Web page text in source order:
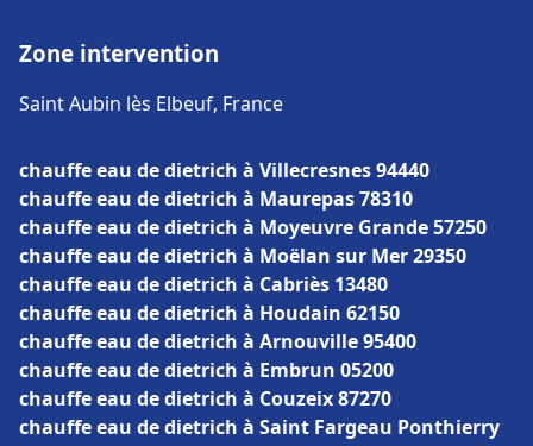
Zone intervention
Saint Aubin lès Elbeuf, France
chauffe eau de dietrich à Villecresnes 94440
chauffe eau de dietrich à Maurepas 78310
chauffe eau de dietrich à Moyeuvre Grande 57250
chauffe eau de dietrich à Moëlan sur Mer 29350
chauffe eau de dietrich à Cabriès 13480
chauffe eau de dietrich à Houdain 62150
chauffe eau de dietrich à Arnouville 95400
chauffe eau de dietrich à Embrun 05200
chauffe eau de dietrich à Couzeix 87270
chauffe eau de dietrich à Saint Fargeau Ponthierry